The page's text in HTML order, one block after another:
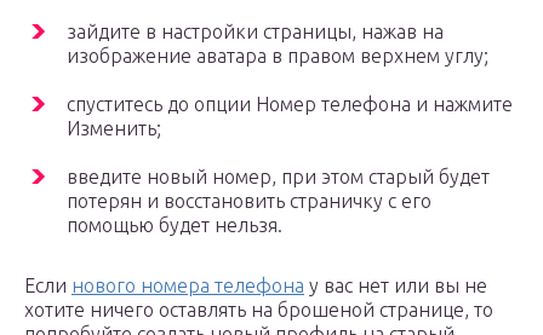
зайдите в настройки страницы, нажав на
изображение аватара в правом верхнем углу;
спуститесь до опции Номер телефона и нажмите
Изменить;
введите новый номер, при этом старый будет
потерян и восстановить страничку с его
помощью будет нельзя.
Если нового номера телефона у вас нет или вы не
хотите ничего оставлять на брошеной странице, то